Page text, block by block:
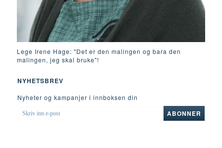
Lege Irene Hage: "Det er den malingen og bara den
malingen, jeg skal bruke"!
NYHETSBREV
Nyheter og kampanjer i innboksen din
SKRIV
INN
ABONNER